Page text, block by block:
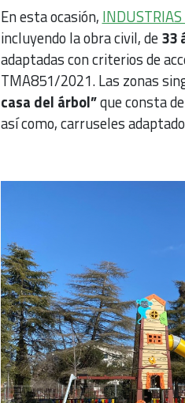
En esta ocasión,
incluyendo la obra civil, de33
adaptadas con criterios de
TMA851/2021. Las zonas
casa del árbol”que consta
así como, carruseles